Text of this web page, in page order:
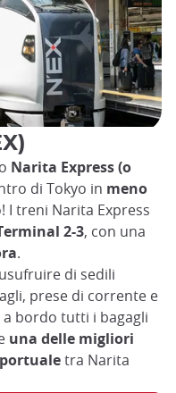
Narita Express (o
di Tokyo in meno
I treni Narita Express
2-3, con una
.
di sedili
prese di corrente e
bordo tutti i bagagli
una delle migliori
tra Narita